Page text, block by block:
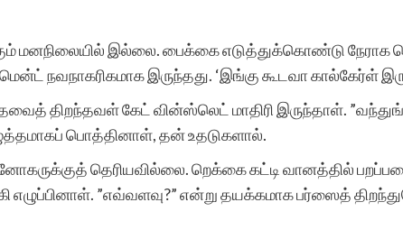
மனநிலையில் இல்லை. பைக்கை எடுத்துக்கொண்டு நேராக
நவநாகரிகமாக இருந்தது. ‘இங்கு கூடவா கால்கேர்ள்
திறந்தவள் கேட் வின்ஸ்லெட் மாதிரி இருந்தாள்.
பொத்தினாள், தன் உதடுகளால்.
தெரியவில்லை. றெக்கை கட்டி வானத்தில்
”எவ்வளவு?” என்று தயக்கமாக பர்ஸைத்